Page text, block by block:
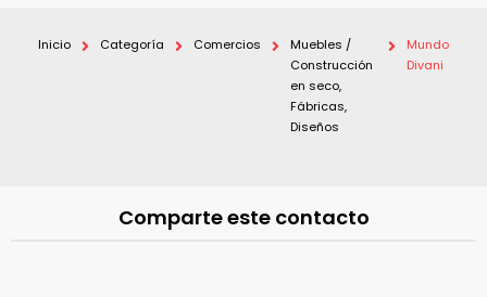
Inicio Categoría Comercios
Muebles /
Construcción
en seco,
Fábricas,
Diseños
Mundo
Divani
Comparte este contacto